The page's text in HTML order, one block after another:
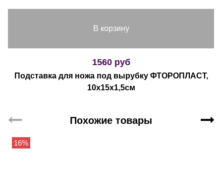
В корзину
1560 руб
Подставка для ножа под вырубку ФТОРОПЛАСТ,
10х15х1,5см
Похожие товары
16%